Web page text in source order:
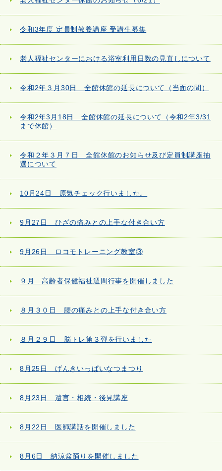
令和3年度 定員制教養講座 受講生募集
老人福祉センターにおける浴室利用日数の見直しについて
令和2年３月30日 全館休館の延長について（当面の間）
令和2年3月18日 全館休館の延長について（令和2年3/31
まで休館）
令和２年３月７日 全館休館のお知らせ及び定員制講座抽
選について
10月24日 原気チェック行いました。
9月27日 ひざの痛みとの上手な付き合い方
9月26日 ロコモトレーニング教室③
９月 高齢者保健福祉週間行事を開催しました
８月３０日 腰の痛みとの上手な付き合い方
８月２９日 脳トレ第３弾を行いました
8月25日 げんきいっぱいなつまつり
8月23日 遺言・相続・後見講座
8月22日 医師講話を開催しました
8月6日 納涼盆踊りを開催しました